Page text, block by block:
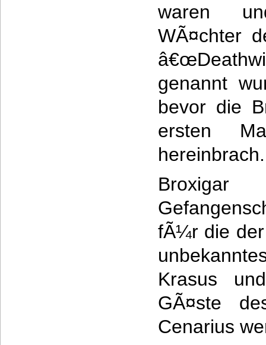
waren
WÃ¤chter
genannt
bevor die
ersten
hereinbrach.
fÃ¼r die
Krasus
GÃ¤ste
Cenarius